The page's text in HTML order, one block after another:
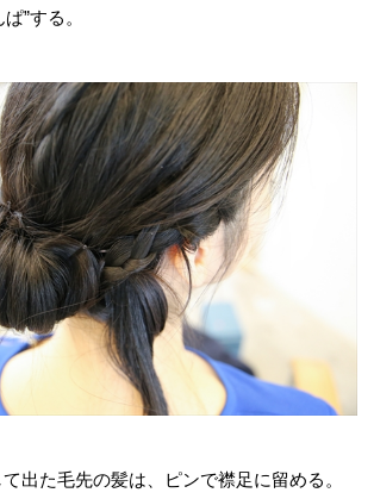
”する。
出た毛先の髪は、ピンで襟足に留める。